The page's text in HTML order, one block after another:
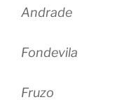
Andrade
Fruzo